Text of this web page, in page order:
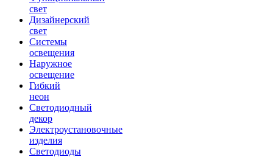
свет
Дизайнерский
свет
Системы
освещения
Наружное
освещение
Гибкий
неон
Светодиодный
декор
Электроустановочные
изделия
Светодиоды